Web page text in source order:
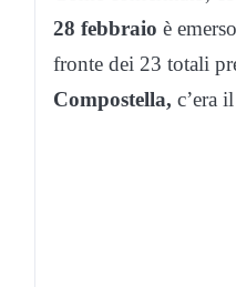
28 febbraio è
fronte dei 23 totali
Compostella, c’era